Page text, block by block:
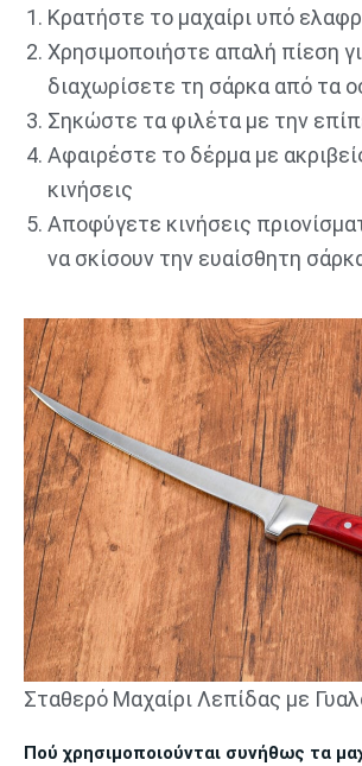
Κρατήστε το μαχαίρι υπό
Χρησιμοποιήστε απαλή πίεση
διαχωρίσετε τη σάρκα από τα
Σηκώστε τα φιλέτα με την
Αφαιρέστε το δέρμα με
κινήσεις
Αποφύγετε κινήσεις
να σκίσουν την ευαίσθητη
Σταθερό Μαχαίρι Λεπίδας με
Πού χρησιμοποιούνται συνήθως τα